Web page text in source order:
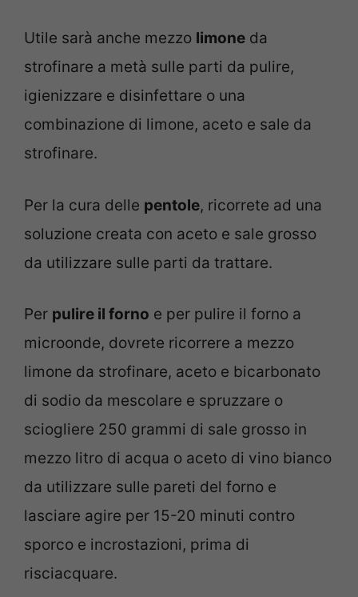
Utile sarà anche mezzo limone da
strofinare a metà sulle parti da pulire,
igienizzare e disinfettare o una
combinazione di limone, aceto e sale da
strofinare.
Per la cura delle pentole, ricorrete ad una
soluzione creata con aceto e sale grosso
da utilizzare sulle parti da trattare.
Per pulire il forno e per pulire il forno a
microonde, dovrete ricorrere a mezzo
limone da strofinare, aceto e bicarbonato
di sodio da mescolare e spruzzare o
sciogliere 250 grammi di sale grosso in
mezzo litro di acqua o aceto di vino bianco
da utilizzare sulle pareti del forno e
lasciare agire per 15-20 minuti contro
sporco e incrostazioni, prima di
risciacquare.